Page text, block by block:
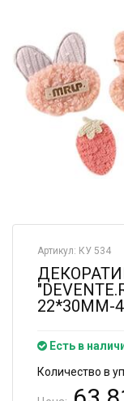
Артикул: КУ 534
22*30ММ-
Есть в
Количество в